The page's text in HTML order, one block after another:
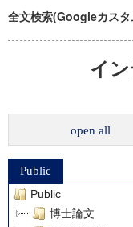
全文検索(Googleカスタ
イ
open all
Public
Public
博士論文